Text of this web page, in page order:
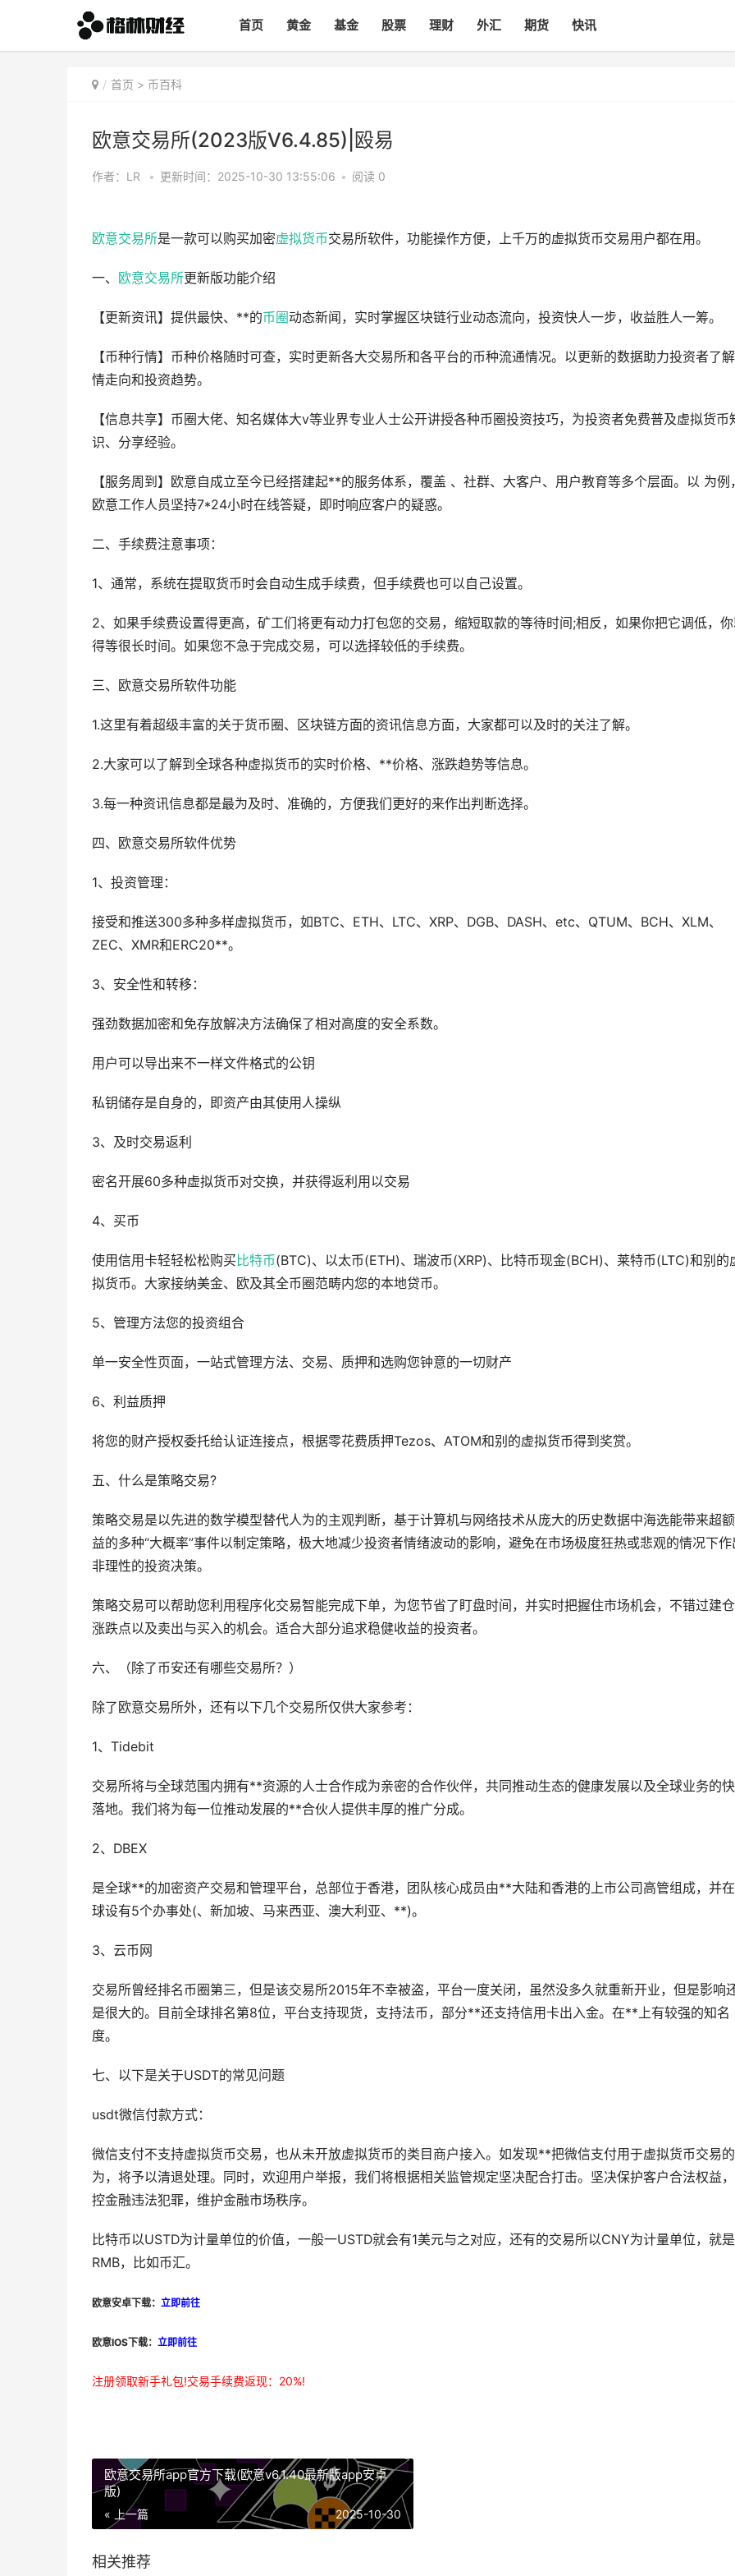
首页 黄金 基金 股票 理财 外汇 期货 快讯
首页 > 币百科
欧意交易所(2023版V6.4.85)|殴易
作者：LR • 更新时间：2025-10-30 13:55:06 • 阅读 0
欧意交易所是一款可以购买加密虚拟货币交易所软件，功能操作方便，上千万的虚拟货币交易用户都在用。
一、 欧意交易所更新版功能介绍
【更新资讯】提供最快、**的币圈动态新闻，实时掌握区块链行业动态流向，投资快人一步，收益胜人一筹。
【币种行情】币种价格随时可查，实时更新各大交易所和各平台的币种流通情况。以更新的数据助力投资者了
情走向和投资趋势。
【信息共享】币圈大佬、知名媒体大v等业界专业人士公开讲授各种币圈投资技巧，为投资者免费普及虚拟货币
识、分享经验。
【服务周到】欧意自成立至今已经搭建起**的服务体系，覆盖 、社群、大客户、用户教育等多个层面。以 为例，
欧意工作人员坚持7*24小时在线答疑，即时响应客户的疑惑。
二、手续费注意事项：
1、通常，系统在提取货币时会自动生成手续费，但手续费也可以自己设置。
2、如果手续费设置得更高，矿工们将更有动力打包您的交易，缩短取款的等待时间;相反，如果你把它调低，
得等很长时间。如果您不急于完成交易，可以选择较低的手续费。
三、欧意交易所软件功能
1.这里有着超级丰富的关于货币圈、区块链方面的资讯信息方面，大家都可以及时的关注了解。
2.大家可以了解到全球各种虚拟货币的实时价格、**价格、涨跌趋势等信息。
3.每一种资讯信息都是最为及时、准确的，方便我们更好的来作出判断选择。
四、欧意交易所软件优势
1、投资管理：
接受和推送300多种多样虚拟货币，如BTC、ETH、LTC、XRP、DGB、DASH、etc、QTUM、BCH、XLM、
ZEC、XMR和ERC20**。
3、安全性和转移：
强劲数据加密和免存放解决方法确保了相对高度的安全系数。
用户可以导出来不一样文件格式的公钥
私钥储存是自身的，即资产由其使用人操纵
3、及时交易返利
密名开展60多种虚拟货币对交换，并获得返利用以交易
4、买币
使用信用卡轻轻松松购买 比特币(BTC)、以太币(ETH)、瑞波币(XRP)、比特币现金(BCH)、莱特币(LTC)和别的
拟货币。大家接纳美金、欧及其全币圈范畴内您的本地贷币。
5、管理方法您的投资组合
单一安全性页面，一站式管理方法、交易、质押和选购您钟意的一切财产
6、利益质押
将您的财产授权委托给认证连接点，根据零花费质押Tezos、ATOM和别的虚拟货币得到奖赏。
五、什么是策略交易?
策略交易是以先进的数学模型替代人为的主观判断，基于计算机与网络技术从庞大的历史数据中海选能带来超
益的多种“大概率”事件以制定策略，极大地减少投资者情绪波动的影响，避免在市场极度狂热或悲观的情况下作
非理性的投资决策。
策略交易可以帮助您利用程序化交易智能完成下单，为您节省了盯盘时间，并实时把握住市场机会，不错过建仓
涨跌点以及卖出与买入的机会。适合大部分追求稳健收益的投资者。
六、（除了币安还有哪些交易所？）
除了欧意交易所外，还有以下几个交易所仅供大家参考：
1、Tidebit
交易所将与全球范围内拥有**资源的人士合作成为亲密的合作伙伴，共同推动生态的健康发展以及全球业务的
落地。我们将为每一位推动发展的**合伙人提供丰厚的推广分成。
2、DBEX
是全球**的加密资产交易和管理平台，总部位于香港，团队核心成员由**大陆和香港的上市公司高管组成，并
球设有5个办事处(、新加坡、马来西亚、澳大利亚、**)。
3、云币网
交易所曾经排名币圈第三，但是该交易所2015年不幸被盗，平台一度关闭，虽然没多久就重新开业，但是影响
是很大的。目前全球排名第8位，平台支持现货，支持法币，部分**还支持信用卡出入金。在**上有较强的知名
度。
七、以下是关于USDT的常见问题
usdt微信付款方式：
微信支付不支持虚拟货币交易，也从未开放虚拟货币的类目商户接入。如发现**把微信支付用于虚拟货币交易
为，将予以清退处理。同时，欢迎用户举报，我们将根据相关监管规定坚决配合打击。坚决保护客户合法权益
控金融违法犯罪，维护金融市场秩序。
比特币以USTD为计量单位的价值，一般一USTD就会有1美元与之对应，还有的交易所以CNY为计量单位，就是
RMB，比如币汇。
欧意安卓下载： 立即前往
欧意IOS下载： 立即前往
注册领取新手礼包!交易手续费返现：20%!
欧意交易所app官方下载(欧意v6.1.40最新版app安卓
版)
« 上一篇 2025-10-30
相关推荐